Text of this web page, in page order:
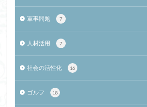
軍事問題 7
人材活用 7
社会の活性化 16
ゴルフ 18